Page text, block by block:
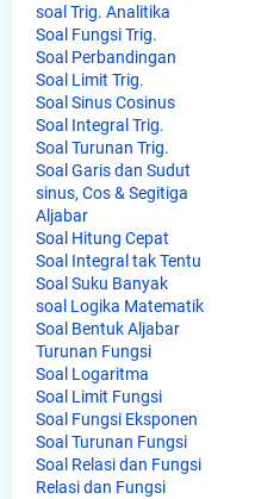
soal Trig. Analitika
Soal Fungsi Trig.
Soal Perbandingan
Soal Limit Trig.
Soal Sinus Cosinus
Soal Integral Trig.
Soal Turunan Trig.
Soal Garis dan Sudut
sinus, Cos & Segitiga
Aljabar
Soal Hitung Cepat
Soal Integral tak Tentu
Soal Suku Banyak
soal Logika Matematik
Soal Bentuk Aljabar
Turunan Fungsi
Soal Logaritma
Soal Limit Fungsi
Soal Fungsi Eksponen
Soal Turunan Fungsi
Soal Relasi dan Fungsi
Relasi dan Fungsi